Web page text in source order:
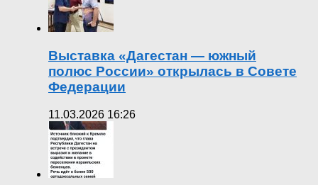
Выставка «Дагестан — южный
полюс России» открылась в Совете
Федерации
11.03.2026 16:26